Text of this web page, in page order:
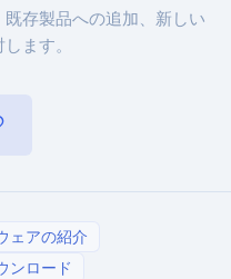
存製品への追加、新しい
ます。
ェアの紹介
ンロード